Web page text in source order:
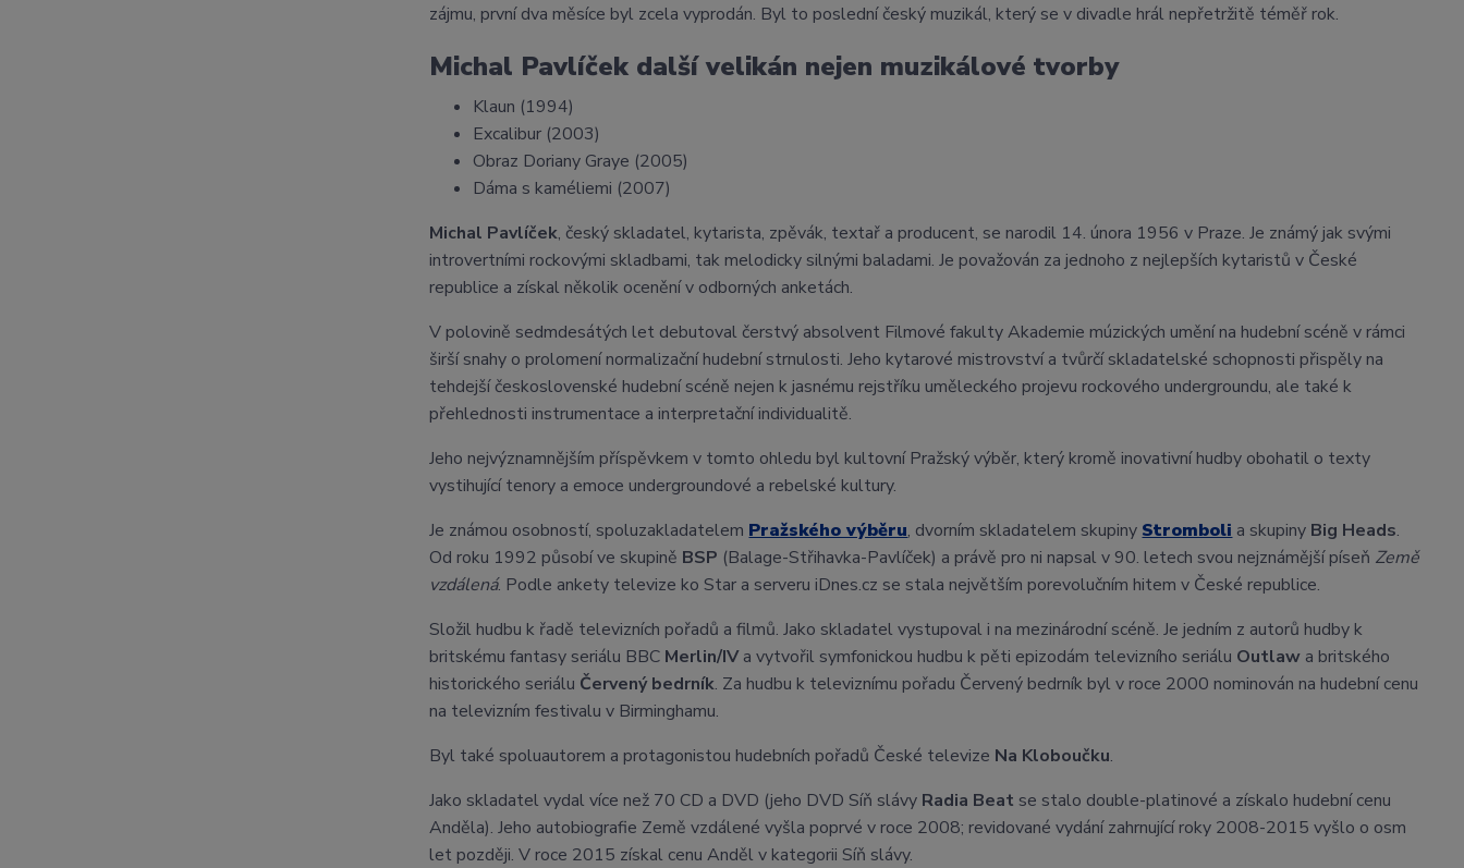
zájmu, první dva měsíce byl zcela vyprodán. Byl to poslední český muzikál, který se v divadle hrál nepřetržitě téměř rok.
Michal Pavlíček další velikán nejen muzikálové tvorby
Klaun (1994)
Excalibur (2003)
Obraz Doriany Graye (2005)
Dáma s kaméliemi (2007)
Michal Pavlíček, český skladatel, kytarista, zpěvák, textař a producent, se narodil 14. února 1956 v Praze. Je známý jak svými
introvertními rockovými skladbami, tak melodicky silnými baladami. Je považován za jednoho z nejlepších kytaristů v České
republice a získal několik ocenění v odborných anketách.
V polovině sedmdesátých let debutoval čerstvý absolvent Filmové fakulty Akademie múzických umění na hudební scéně v rámci
širší snahy o prolomení normalizační hudební strnulosti. Jeho kytarové mistrovství a tvůrčí skladatelské schopnosti přispěly na
tehdejší československé hudební scéně nejen k jasnému rejstříku uměleckého projevu rockového undergroundu, ale také k
přehlednosti instrumentace a interpretační individualitě.
Jeho nejvýznamnějším příspěvkem v tomto ohledu byl kultovní Pražský výběr, který kromě inovativní hudby obohatil o texty
vystihující tenory a emoce undergroundové a rebelské kultury.
Je známou osobností, spoluzakladatelem Pražského výběru, dvorním skladatelem skupiny Stromboli a skupiny Big Heads.
Od roku 1992 působí ve skupině BSP (Balage-Střihavka-Pavlíček) a právě pro ni napsal v 90. letech svou nejznámější píseň Země
vzdálená. Podle ankety televize ko Star a serveru iDnes.cz se stala největším porevolučním hitem v České republice.
Složil hudbu k řadě televizních pořadů a filmů. Jako skladatel vystupoval i na mezinárodní scéně. Je jedním z autorů hudby k
britskému fantasy seriálu BBC Merlin/IVa vytvořil symfonickou hudbu k pěti epizodám televizního seriálu Outlaw a britského
historického seriálu Červený bedrník. Za hudbu k televiznímu pořadu Červený bedrník byl v roce 2000 nominován na hudební cenu
na televizním festivalu v Birminghamu.
Byl také spoluautorem a protagonistou hudebních pořadů České televize Na Kloboučku.
Jako skladatel vydal více než 70 CD a DVD (jeho DVD Síň slávy Radia Beat se stalo double-platinové a získalo hudební cenu
Anděla). Jeho autobiografie Země vzdálené vyšla poprvé v roce 2008; revidované vydání zahrnující roky 2008-2015 vyšlo o osm
let později. V roce 2015 získal cenu Anděl v kategorii Síň slávy.